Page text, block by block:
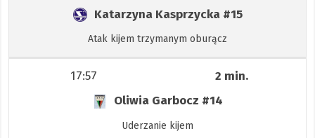
Katarzyna Kasprzycka #15
Atak kijem trzymanym oburącz
17:57
2 min.
Oliwia Garbocz #14
Uderzanie kijem